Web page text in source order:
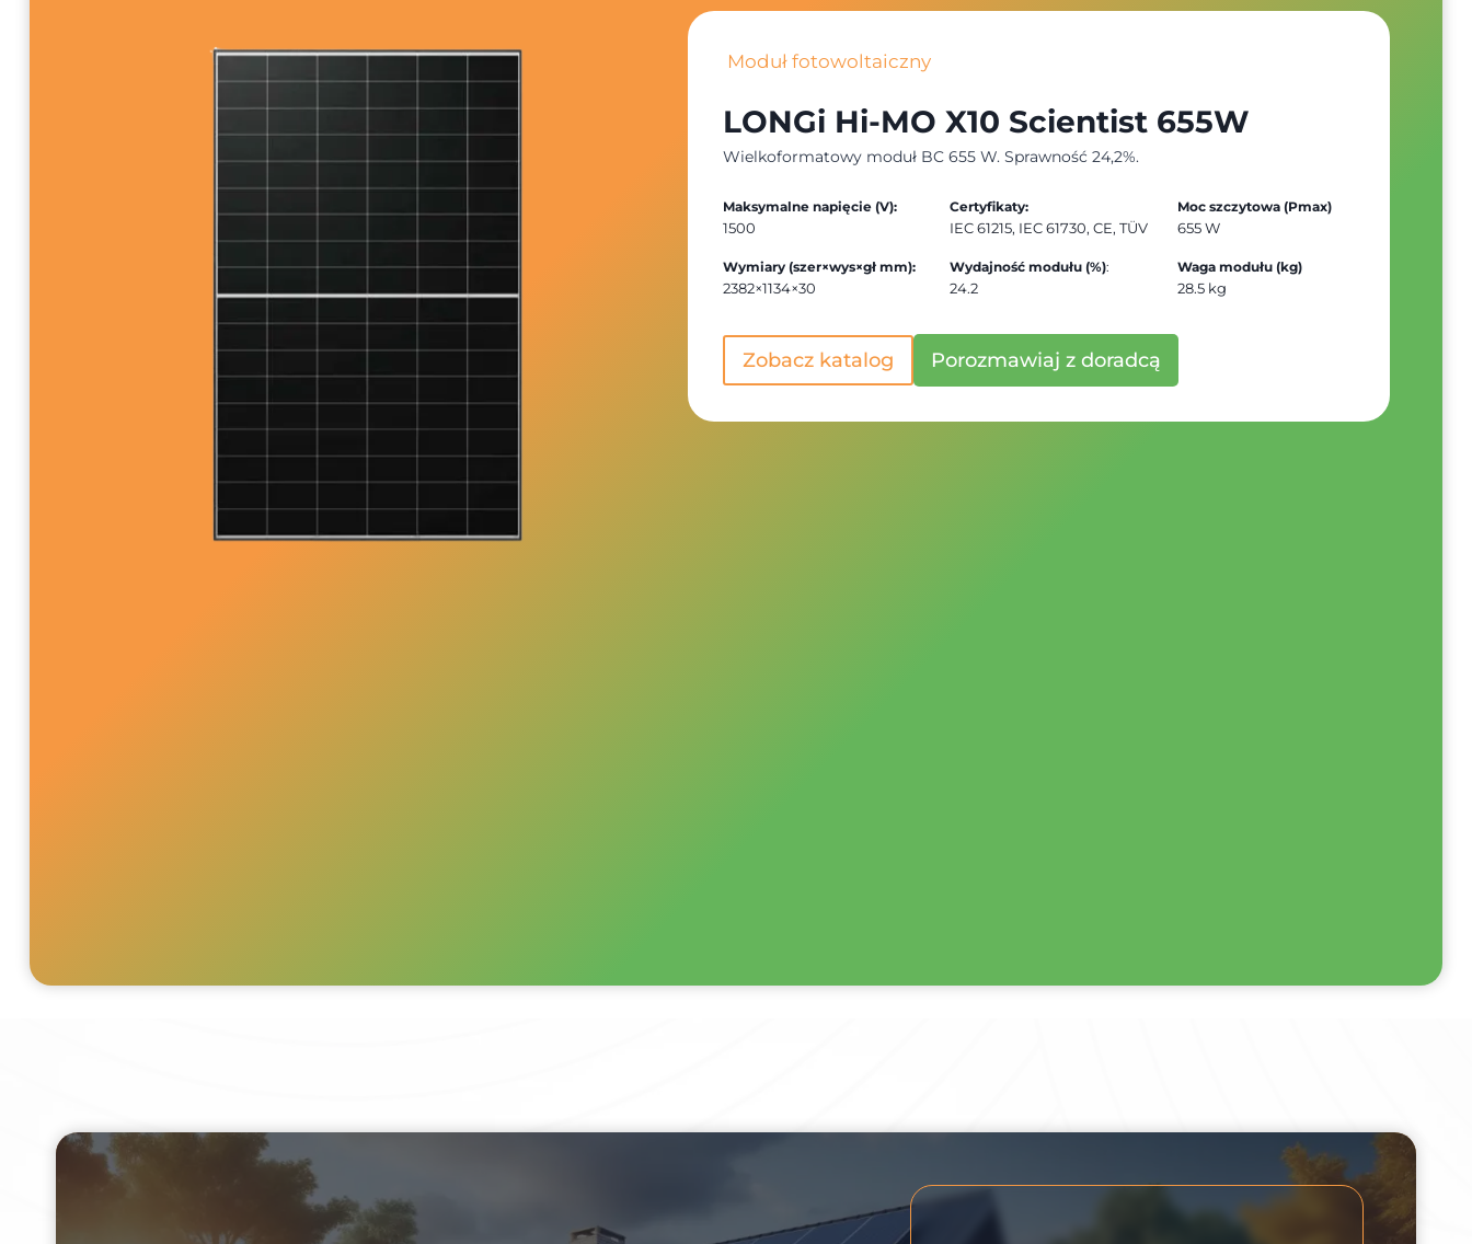
Moduł fotowoltaiczny
LONGi Hi-MO X10 Scientist 655W
Wielkoformatowy moduł BC 655 W. Sprawność 24,2%.
Maksymalne napięcie (V):
1500
Certyfikaty:
IEC 61215, IEC 61730, CE, TÜV
Moc szczytowa (Pmax)
655 W
Wymiary (szer×wys×gł mm):
2382×1134×30
Wydajność modułu (%):
24.2
Waga modułu (kg)
28.5 kg
Zobacz katalog Porozmawiaj z doradcą